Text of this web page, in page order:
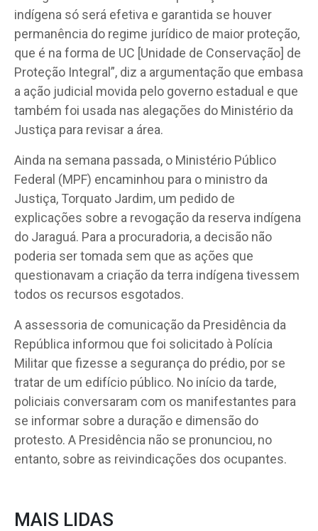
indígena só será efetiva e garantida se houver
permanência do regime jurídico de maior proteção,
que é na forma de UC [Unidade de Conservação] de
Proteção Integral”, diz a argumentação que embasa
a ação judicial movida pelo governo estadual e que
também foi usada nas alegações do Ministério da
Justiça para revisar a área.
Ainda na semana passada, o Ministério Público
Federal (MPF) encaminhou para o ministro da
Justiça, Torquato Jardim, um pedido de
explicações sobre a revogação da reserva indígena
do Jaraguá. Para a procuradoria, a decisão não
poderia ser tomada sem que as ações que
questionavam a criação da terra indígena tivessem
todos os recursos esgotados.
A assessoria de comunicação da Presidência da
República informou que foi solicitado à Polícia
Militar que fizesse a segurança do prédio, por se
tratar de um edifício público. No início da tarde,
policiais conversaram com os manifestantes para
se informar sobre a duração e dimensão do
protesto. A Presidência não se pronunciou, no
entanto, sobre as reivindicações dos ocupantes.
MAIS LIDAS